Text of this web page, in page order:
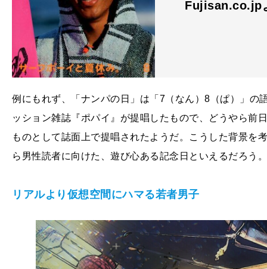
Fujisan.co.jp
例にもれず、「ナンパの日」は「7（なん）8（ぱ）」の
ッション雑誌『ポパイ』が提唱したもので、どうやら前
ものとして誌面上で提唱されたようだ。こうした背景を
ら男性読者に向けた、遊び心ある記念日といえるだろう。
リアルより仮想空間にハマる若者男子